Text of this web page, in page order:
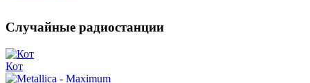
Случайные радиостанции
Кот